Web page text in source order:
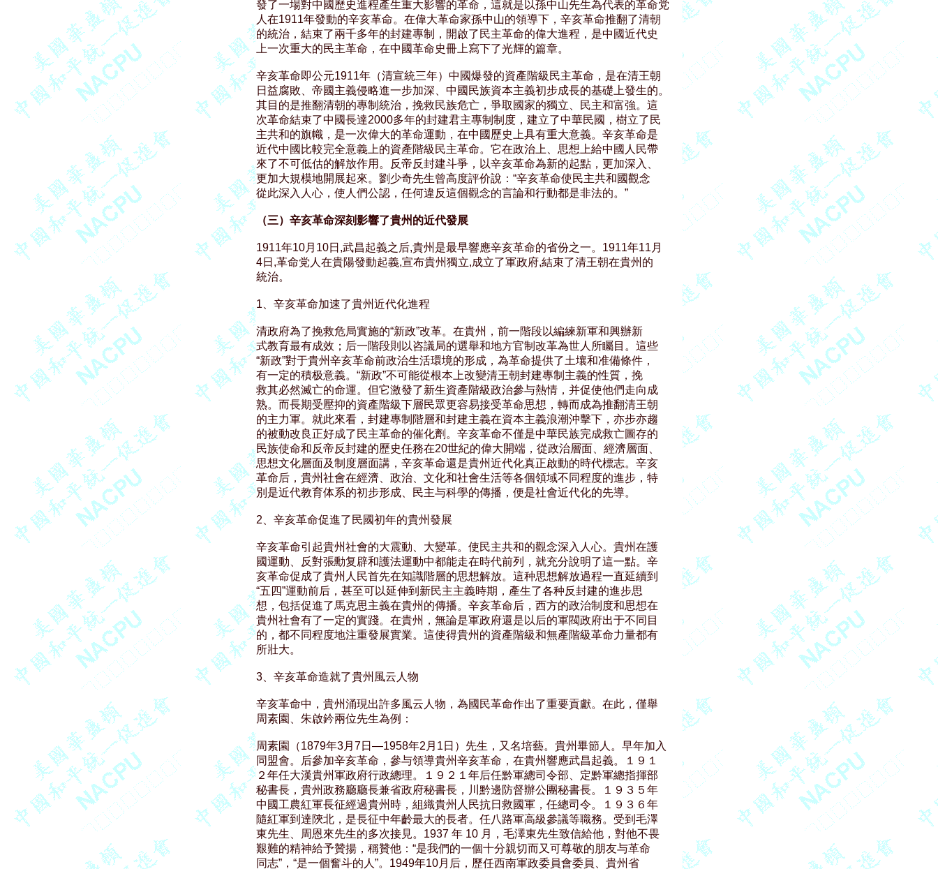
發了一場對中國歷史進程產生重大影響的革命，這就是以孫中山先生為代表的革命党
人在1911年發動的辛亥革命。在偉大革命家孫中山的領導下，辛亥革命推翻了清朝
的統治，結束了兩千多年的封建專制，開啟了民主革命的偉大進程，是中國近代史
上一次重大的民主革命，在中國革命史冊上寫下了光輝的篇章。
辛亥革命即公元1911年（清宣統三年）中國爆發的資產階級民主革命，是在清王朝
日益腐敗、帝國主義侵略進一步加深、中國民族資本主義初步成長的基礎上發生的。
其目的是推翻清朝的專制統治，挽救民族危亡，爭取國家的獨立、民主和富強。這
次革命結束了中國長達2000多年的封建君主專制制度，建立了中華民國，樹立了民
主共和的旗幟，是一次偉大的革命運動，在中國歷史上具有重大意義。辛亥革命是
近代中國比較完全意義上的資產階級民主革命。它在政治上、思想上給中國人民帶
來了不可低估的解放作用。反帝反封建斗爭，以辛亥革命為新的起點，更加深入、
更加大規模地開展起來。劉少奇先生曾高度評价說：“辛亥革命使民主共和國觀念
從此深入人心，使人們公認，任何違反這個觀念的言論和行動都是非法的。”
（三）辛亥革命深刻影響了貴州的近代發展
1911年10月10日,武昌起義之后,貴州是最早響應辛亥革命的省份之一。1911年11月
4日,革命党人在貴陽發動起義,宣布貴州獨立,成立了軍政府,結束了清王朝在貴州的
統治。
1、辛亥革命加速了貴州近代化進程
清政府為了挽救危局實施的“新政”改革。在貴州，前一階段以編練新軍和興辦新
式教育最有成效；后一階段則以咨議局的選舉和地方官制改革為世人所矚目。這些
“新政”對于貴州辛亥革命前政治生活環境的形成，為革命提供了土壤和准備條件，
有一定的積极意義。“新政”不可能從根本上改變清王朝封建專制主義的性質，挽
救其必然滅亡的命運。但它激發了新生資產階級政治參与熱情，并促使他們走向成
熟。而長期受壓抑的資產階級下層民眾更容易接受革命思想，轉而成為推翻清王朝
的主力軍。就此來看，封建專制階層和封建主義在資本主義浪潮沖擊下，亦步亦趨
的被動改良正好成了民主革命的催化劑。辛亥革命不僅是中華民族完成救亡圖存的
民族使命和反帝反封建的歷史任務在20世紀的偉大開端，從政治層面、經濟層面、
思想文化層面及制度層面講，辛亥革命還是貴州近代化真正啟動的時代標志。辛亥
革命后，貴州社會在經濟、政治、文化和社會生活等各個領域不同程度的進步，特
別是近代教育体系的初步形成、民主与科學的傳播，便是社會近代化的先導。
2、辛亥革命促進了民國初年的貴州發展
辛亥革命引起貴州社會的大震動、大變革。使民主共和的觀念深入人心。貴州在護
國運動、反對張勳复辟和護法運動中都能走在時代前列，就充分說明了這一點。辛
亥革命促成了貴州人民首先在知識階層的思想解放。這种思想解放過程一直延續到
“五四”運動前后，甚至可以延伸到新民主主義時期，產生了各种反封建的進步思
想，包括促進了馬克思主義在貴州的傳播。辛亥革命后，西方的政治制度和思想在
貴州社會有了一定的實踐。在貴州，無論是軍政府還是以后的軍閥政府出于不同目
的，都不同程度地注重發展實業。這使得貴州的資產階級和無產階級革命力量都有
所壯大。
3、辛亥革命造就了貴州風云人物
辛亥革命中，貴州涌現出許多風云人物，為國民革命作出了重要貢獻。在此，僅舉
周素園、朱啟鈐兩位先生為例：
周素園（1879年3月7日—1958年2月1日）先生，又名培藝。貴州畢節人。早年加入
同盟會。后參加辛亥革命，參与領導貴州辛亥革命，在貴州響應武昌起義。１９１
２年任大漢貴州軍政府行政總理。１９２１年后任黔軍總司令部、定黔軍總指揮部
秘書長，貴州政務廳廳長兼省政府秘書長，川黔邊防督辦公團秘書長。１９３５年
中國工農紅軍長征經過貴州時，組織貴州人民抗日救國軍，任總司令。１９３６年
隨紅軍到達陝北，是長征中年齡最大的長者。任八路軍高級參議等職務。受到毛澤
東先生、周恩來先生的多次接見。1937 年 10 月，毛澤東先生致信給他，對他不畏
艱難的精神給予贊揚，稱贊他：“是我們的一個十分親切而又可尊敬的朋友与革命
同志”，“是一個奮斗的人”。1949年10月后，歷任西南軍政委員會委員、貴州省